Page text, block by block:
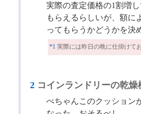
実際の査定価格の1割増
もらえるらしいが、額に
ってもらうかどうかを決
*1実際には昨日の晩に仕掛けて
2コインランドリーの乾燥
ぺちゃんこのクッション